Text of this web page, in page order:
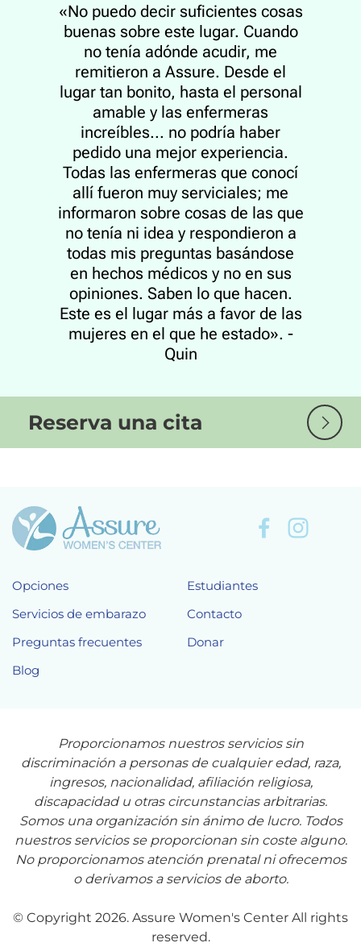
«No puedo decir suficientes cosas
buenas sobre este lugar. Cuando
no tenía adónde acudir, me
remitieron a Assure. Desde el
lugar tan bonito, hasta el personal
amable y las enfermeras
increíbles... no podría haber
pedido una mejor experiencia.
Todas las enfermeras que conocí
allí fueron muy serviciales; me
informaron sobre cosas de las que
no tenía ni idea y respondieron a
todas mis preguntas basándose
en hechos médicos y no en sus
opiniones. Saben lo que hacen.
Este es el lugar más a favor de las
mujeres en el que he estado». -
Quin
Reserva una cita
Opciones
Servicios de embarazo
Preguntas frecuentes
Blog
Estudiantes
Contacto
Donar
Proporcionamos nuestros servicios sin
discriminación a personas de cualquier edad, raza,
ingresos, nacionalidad, afiliación religiosa,
discapacidad u otras circunstancias arbitrarias.
Somos una organización sin ánimo de lucro. Todos
nuestros servicios se proporcionan sin coste alguno.
No proporcionamos atención prenatal ni ofrecemos
o derivamos a servicios de aborto.
© Copyright 2026. Assure Women's Center All rights
reserved.